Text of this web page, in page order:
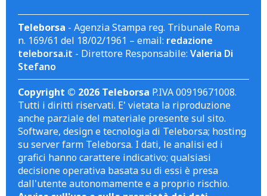
Teleborsa - Agenzia Stampa reg. Tribunale Roma
n. 169/61 del 18/02/1961 – email: redazione
teleborsa.it - Direttore Responsabile: Valeria Di
Stefano
Copyright © 2026 Teleborsa P.IVA 00919671008.
Tutti i diritti riservati. E' vietata la riproduzione
anche parziale del materiale presente sul sito.
Software, design e tecnologia di Teleborsa; hosting
su server farm Teleborsa. I dati, le analisi ed i
grafici hanno carattere indicativo; qualsiasi
decisione operativa basata su di essi è presa
dall'utente autonomamente e a proprio rischio.